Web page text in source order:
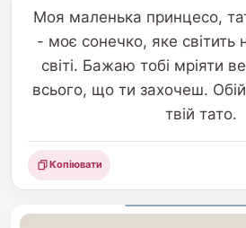
Моя маленька принцесо,
- моє сонечко, яке світить
світі. Бажаю тобі мріяти
всього, що ти захочеш.
твій тато.
Поділитися
Копіювати